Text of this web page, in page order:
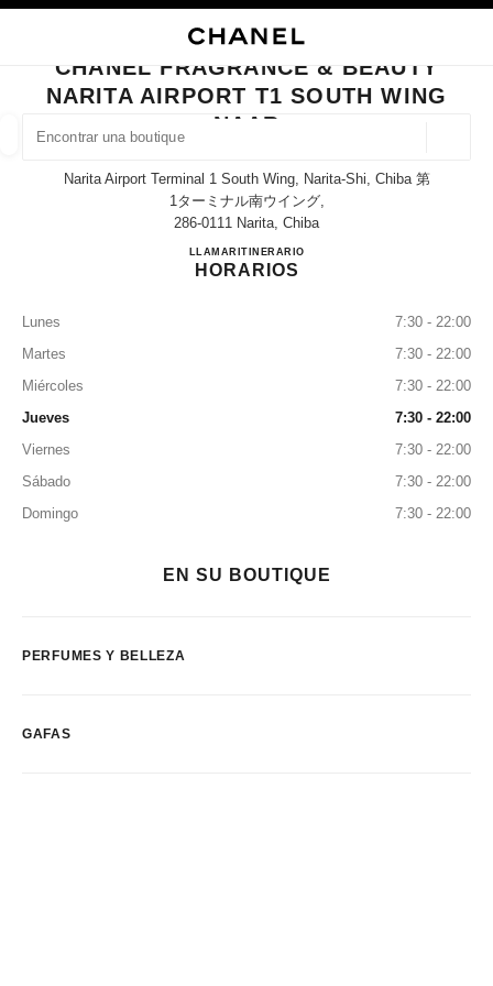
BUSCAR UNA BOUTIQUE
CERRAR TARJETA DE BOUTIQUE CHANEL FRAGRANCE & BEAUTY
CHANEL FRAGRANCE & BEAUTY
NARITA AIRPORT T1 SOUTH WING
NAAR
Narita Airport Terminal 1 South Wing, Narita-Shi, Chiba 第
1ターミナル南ウイング,
286-0111 Narita, Chiba
LLAMAR0120-191-625
ITINERARIOCHANEL FRAGRANCE &
HORARIOS
Lunes
7:30 - 22:00
Martes
7:30 - 22:00
Miércoles
7:30 - 22:00
Jueves
7:30 - 22:00
Viernes
7:30 - 22:00
Sábado
7:30 - 22:00
Domingo
7:30 - 22:00
EN SU BOUTIQUE
PERFUMES Y BELLEZA
GAFAS
GAFAS RELOJERÍA Y JOYERÍA